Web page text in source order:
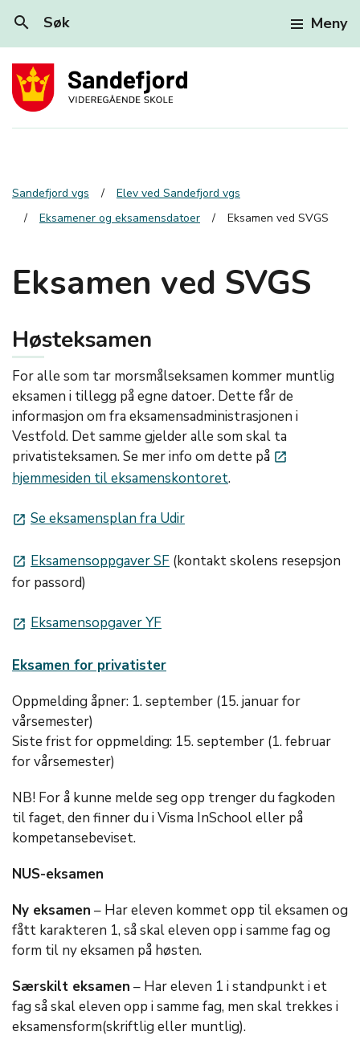
search Søk Meny
Sandefjord vgs
Elev ved Sandefjord vgs
Eksamener og eksamensdatoer
Eksamen ved SVGS
Eksamen ved SVGS
Høsteksamen
For alle som tar morsmålseksamen kommer muntlig
eksamen i tillegg på egne datoer. Dette får de
informasjon om fra eksamensadministrasjonen i
Vestfold. Det samme gjelder alle som skal ta
privatisteksamen. Se mer info om dette på launch
hjemmesiden til eksamenskontoret.
launch Se eksamensplan fra Udir
launch Eksamensoppgaver SF (kontakt skolens resepsjon
for passord)
launch Eksamensopgaver YF
Eksamen for privatister
Oppmelding åpner: 1. september (15. januar for
vårsemester)
Siste frist for oppmelding: 15. september (1. februar
for vårsemester)
NB! For å kunne melde seg opp trenger du fagkoden
til faget, den finner du i Visma InSchool eller på
kompetansebeviset.
NUS-eksamen
Ny eksamen – Har eleven kommet opp til eksamen og
fått karakteren 1, så skal eleven opp i samme fag og
form til ny eksamen på høsten.
Særskilt eksamen – Har eleven 1 i standpunkt i et
fag så skal eleven opp i samme fag, men skal trekkes i
eksamensform(skriftlig eller muntlig).